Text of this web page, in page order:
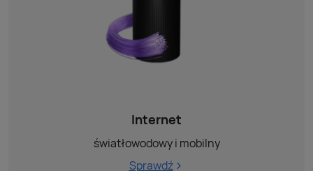
Internet
światłowodowy i mobilny
Sprawdź